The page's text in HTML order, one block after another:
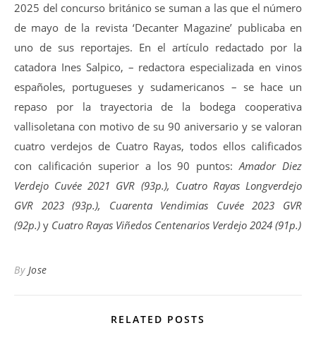
2025 del concurso británico se suman a las que el número
de mayo de la revista ‘Decanter Magazine’ publicaba en
uno de sus reportajes. En el artículo redactado por la
catadora Ines Salpico, – redactora especializada en vinos
españoles, portugueses y sudamericanos – se hace un
repaso por la trayectoria de la bodega cooperativa
vallisoletana con motivo de su 90 aniversario y se valoran
cuatro verdejos de Cuatro Rayas, todos ellos calificados
con calificación superior a los 90 puntos:Amador Diez
Verdejo Cuvée 2021 GVR (93p.), Cuatro Rayas Longverdejo
GVR 2023 (93p.), Cuarenta Vendimias Cuvée 2023 GVR
(92p.) y Cuatro Rayas Viñedos Centenarios Verdejo 2024 (91p.)
By Jose
RELATED POSTS